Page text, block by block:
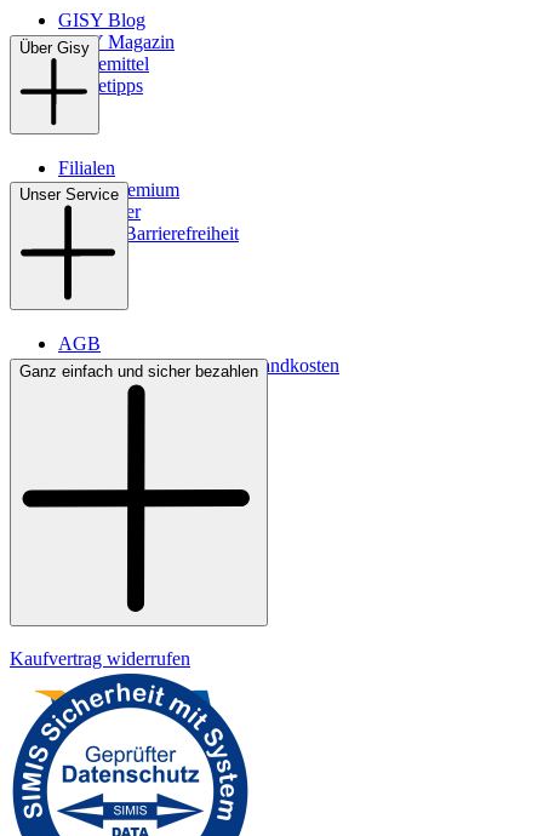
GISY Blog
GISY Magazin
Pflegemittel
Pflegetipps
Über Gisy
Filialen
WMS-Premium
Newsletter
Digitale Barrierefreiheit
Unser Service
AGB
Lieferbedingungen & Versandkosten
Bezahlung
Ganz einfach und sicher bezahlen
Kaufvertrag widerrufen